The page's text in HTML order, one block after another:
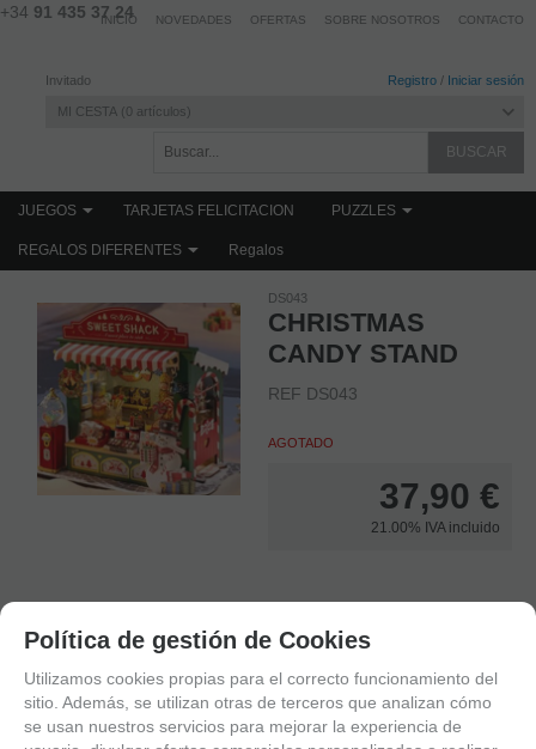
+34 91 435 37 24
Invitado Registro / Iniciar sesión
MI CESTA 0 artículos
INICIO NOVEDADES OFERTAS SOBRE NOSOTROS CONTACTO
JUEGOS TARJETAS FELICITACION PUZZLES
REGALOS DIFERENTES Regalos
JUEGOS INFANTILES
DS043
CHRISTMAS
CANDY STAND
REF DS043
AGOTADO
37,90 €
21.00% IVA incluido
VARIOS
FAMILIAS RELACIONADAS
JUEGOS
Regalos JUEGOS INFANTILES
REGALOS DIFERENTES MANUALIDADES
Política de gestión de Cookies
Utilizamos cookies propias para el correcto funcionamiento del
sitio. Además, se utilizan otras de terceros que analizan cómo
se usan nuestros servicios para mejorar la experiencia de